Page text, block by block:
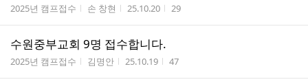
게시판명
2025년 캠프접수 작성자
손 창현 작성시간
25.10.20 조회수
29
수원중부교회 9명 접수합니다.
게시판명
2025년 캠프접수 작성자
김명안 작성시간
25.10.19 조회수
47